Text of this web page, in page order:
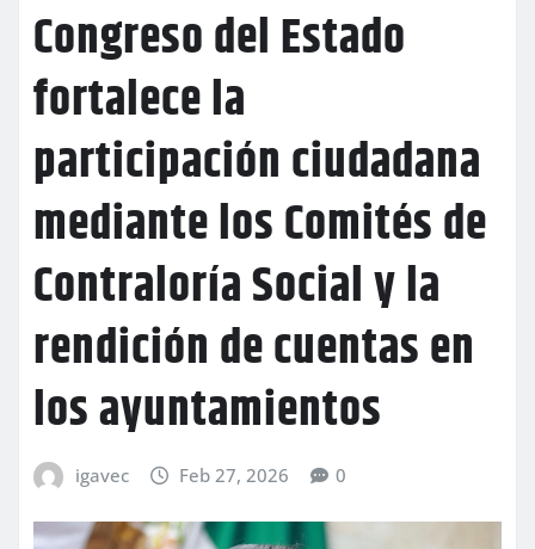
Congreso del Estado
fortalece la
participación ciudadana
mediante los Comités de
Contraloría Social y la
rendición de cuentas en
los ayuntamientos
igavec Feb 27, 2026 0